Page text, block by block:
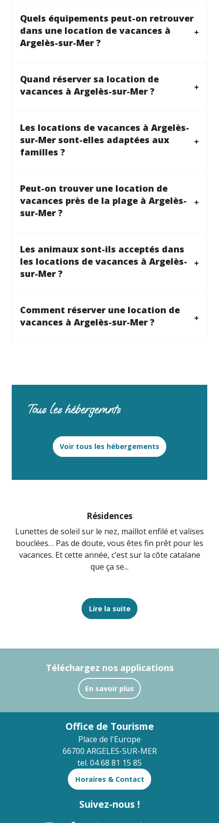
Quels équipements peut-on retrouver
dans une location de vacances à
Argelès-sur-Mer ?
Quand réserver sa location de
vacances à Argelès-sur-Mer ?
Les locations de vacances à Argelès-
sur-Mer sont-elles adaptées aux
familles ?
Peut-on trouver une location de
vacances près de la plage à Argelès-
sur-Mer ?
Les animaux sont-ils acceptés dans
les locations de vacances à Argelès-
sur-Mer ?
Comment réserver une location de
vacances à Argelès-sur-Mer ?
Tous les hébergemnts
Voir tous les hébergements
Résidences
Lunettes de soleil sur le nez, maillot enfilé et valises
bouclées… Pas de doute, vous êtes fin prêt pour les
vacances. Et cette année, c’est sur la côte catalane
que ça se...
Lire la suite
Téléchargez nos applications
En savoir plus
Office de Tourisme
Place de l'Europe
66700 ARGELES-SUR-MER
tel. 04 68 81 15 85
Horaires & Contact
Suivez-nous !